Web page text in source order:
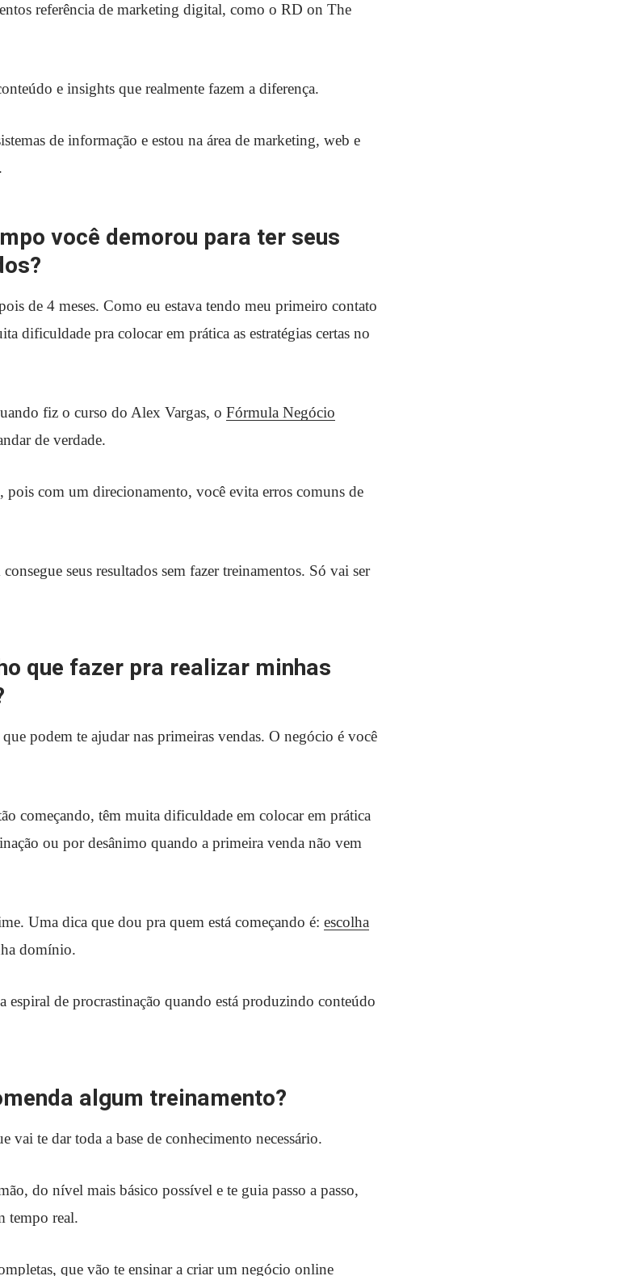
referência de marketing digital, como o RD on The
e insights que realmente fazem a diferença.
de informação e estou na área de marketing, web e
você demorou para ter seus
de 4 meses. Como eu estava tendo meu primeiro contato
dificuldade pra colocar em prática as estratégias certas no
fiz o curso do Alex Vargas, o Fórmula Negócio
de verdade.
com um direcionamento, você evita erros comuns de
seus resultados sem fazer treinamentos. Só vai ser
que fazer pra realizar minhas
que podem te ajudar nas primeiras vendas. O negócio é você
começando, têm muita dificuldade em colocar em prática
ou por desânimo quando a primeira venda não vem
Uma dica que dou pra quem está começando é: escolha
domínio.
espiral de procrastinação quando está produzindo conteúdo
algum treinamento?
vai te dar toda a base de conhecimento necessário.
do nível mais básico possível e te guia passo a passo,
tempo real.
que vão te ensinar a criar um negócio online